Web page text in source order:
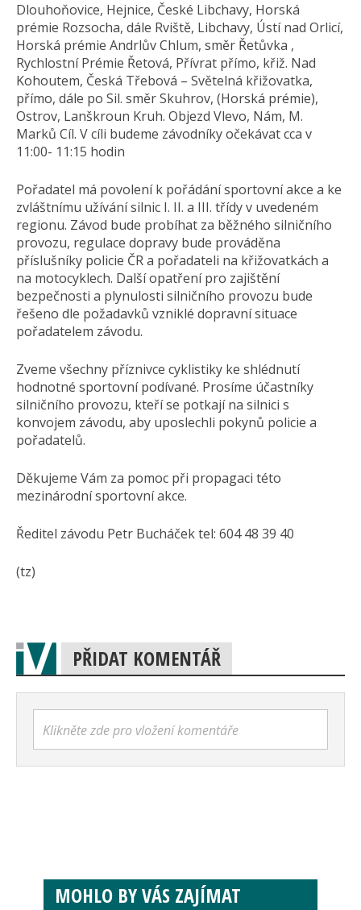
Dlouhoňovice, Hejnice, České Libchavy, Horská
prémie Rozsocha, dále Rviště, Libchavy, Ústí nad Orlicí,
Horská prémie Andrlův Chlum, směr Řetůvka ,
Rychlostní Prémie Řetová, Přívrat přímo, křiž. Nad
Kohoutem, Česká Třebová – Světelná křižovatka,
přímo, dále po Sil. směr Skuhrov, (Horská prémie),
Ostrov, Lanškroun Kruh. Objezd Vlevo, Nám, M.
Marků Cíl. V cíli budeme závodníky očekávat cca v
11:00- 11:15 hodin
Pořadatel má povolení k pořádání sportovní akce a ke
zvláštnímu užívání silnic I. II. a III. třídy v uvedeném
regionu. Závod bude probíhat za běžného silničního
provozu, regulace dopravy bude prováděna
příslušníky policie ČR a pořadateli na křižovatkách a
na motocyklech. Další opatření pro zajištění
bezpečnosti a plynulosti silničního provozu bude
řešeno dle požadavků vzniklé dopravní situace
pořadatelem závodu.
Zveme všechny příznivce cyklistiky ke shlédnutí
hodnotné sportovní podívané. Prosíme účastníky
silničního provozu, kteří se potkají na silnici s
konvojem závodu, aby uposlechli pokynů policie a
pořadatelů.
Děkujeme Vám za pomoc při propagaci této
mezinárodní sportovní akce.
Ředitel závodu Petr Bucháček tel: 604 48 39 40
(tz)
PŘIDAT KOMENTÁŘ
Klikněte zde pro vložení komentáře
MOHLO BY VÁS ZAJÍMAT